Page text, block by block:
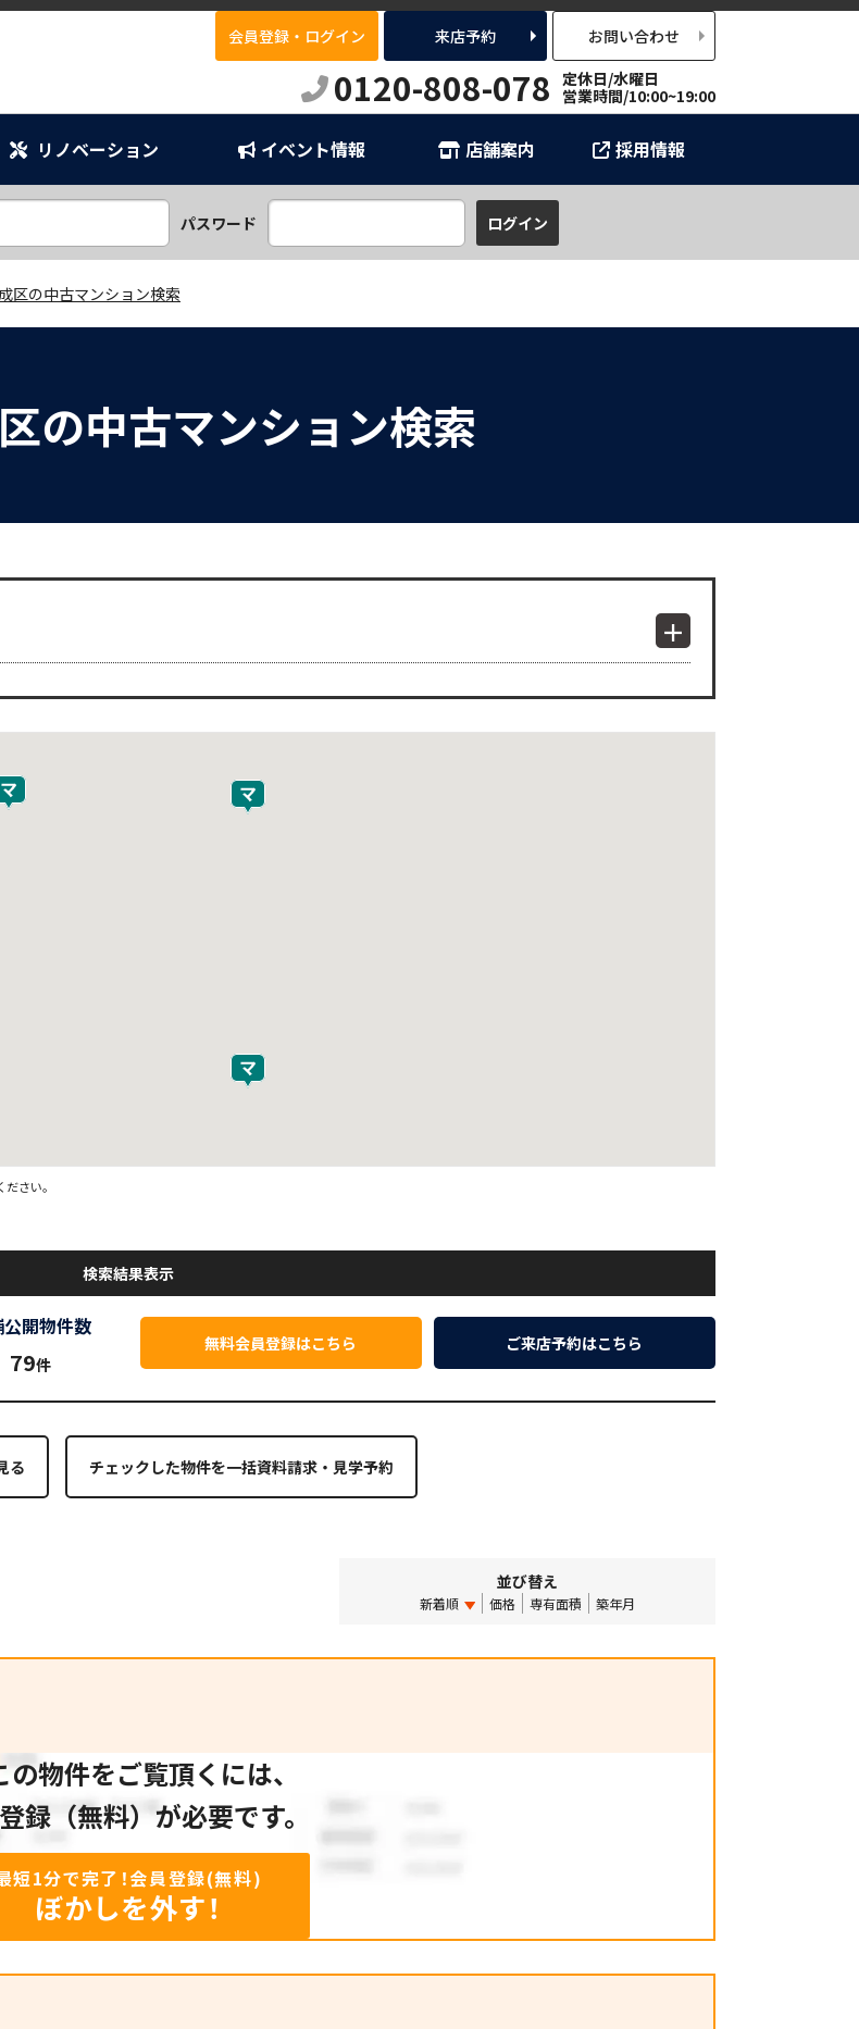
会員登録・ログイン 来店予約 お問い合わせ
0120-808-078 定休日/水曜日
営業時間/10:00~19:00
リノベーション イベント情報 店舗案内 採用情報
パスワード
区の中古マンション検索
の中古マンション検索
さい。
検索結果表示
公開物件数
79件
無料会員登録はこちら ご来店予約はこちら
る
並び替え
新着順 価格 専有面積 築年月
の物件をご覧頂くには、
録（無料）が必要です。
短1分で完了！会員登録(無料)
ぼかしを外す！